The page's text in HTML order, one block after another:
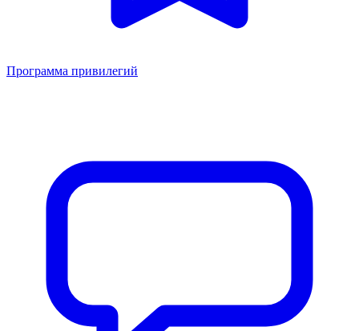
Программа привилегий